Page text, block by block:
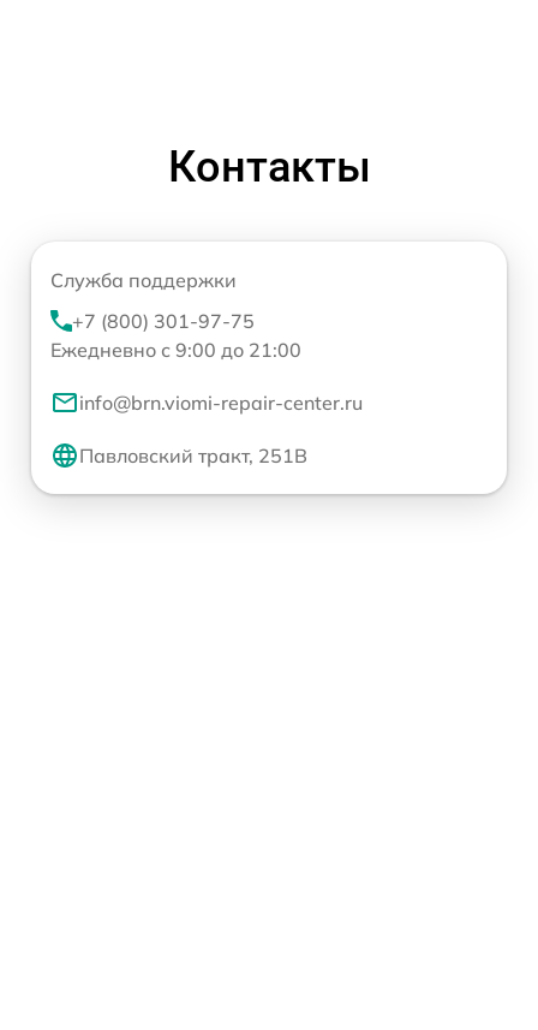
Контакты
Служба поддержки
+7 (800) 301-97-75
Ежедневно с 9:00 до 21:00
info@brn.viomi-repair-center.ru
Павловский тракт, 251В